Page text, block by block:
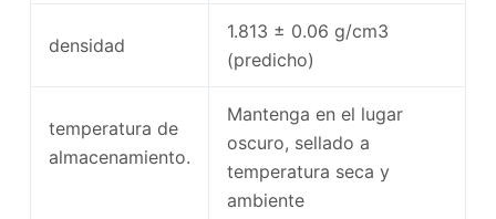
densidad
1.813 ± 0.06 g/cm3
(predicho)
temperatura de
almacenamiento.
Mantenga en el lugar
oscuro, sellado a
temperatura seca y
ambiente